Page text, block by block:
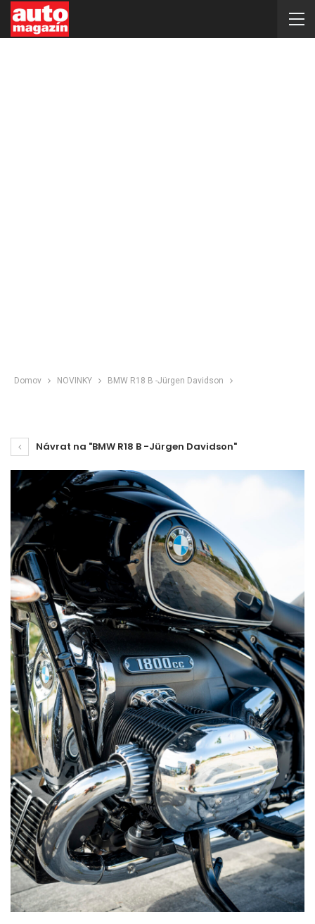
Domov NOVINKY BMW R18 B -Jürgen Davidson
Návrat na "BMW R18 B -Jürgen Davidson"